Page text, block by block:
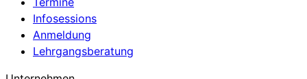
Infosessions
Anmeldung
Lehrgangsberatung